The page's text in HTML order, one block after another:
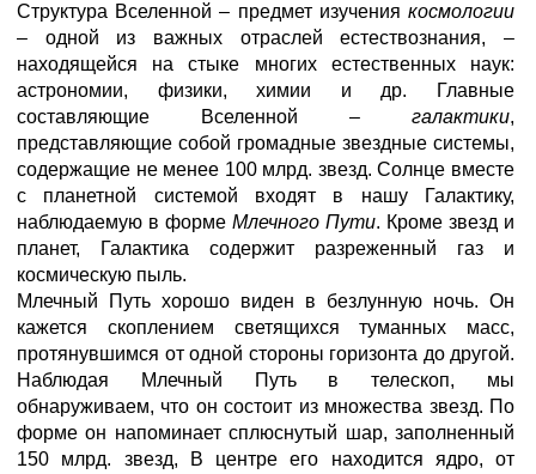
Структура Вселенной – предмет изучения космологии
– одной из важных отраслей естествознания, –
находящейся на стыке многих естественных наук:
астрономии, физики, химии и др. Главные
составляющие Вселенной – галактики,
представляющие собой громадные звездные системы,
содержащие не менее 100 млрд. звезд. Солнце вместе
с планетной системой входят в нашу Галактику,
наблюдаемую в форме Млечного Пути. Кроме звезд и
планет, Галактика содержит разреженный газ и
космическую пыль.
Млечный Путь хорошо виден в безлунную ночь. Он
кажется скоплением светящихся туманных масс,
протянувшимся от одной стороны горизонта до другой.
Наблюдая Млечный Путь в телескоп, мы
обнаруживаем, что он состоит из множества звезд. По
форме он напоминает сплюснутый шар, заполненный
150 млрд. звезд, В центре его находится ядро, от